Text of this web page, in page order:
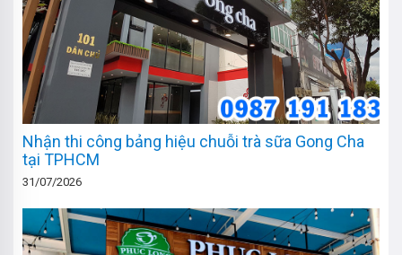
Nhận thi công bảng hiệu chuỗi trà sữa Gong Cha
tại TPHCM
31/07/2026